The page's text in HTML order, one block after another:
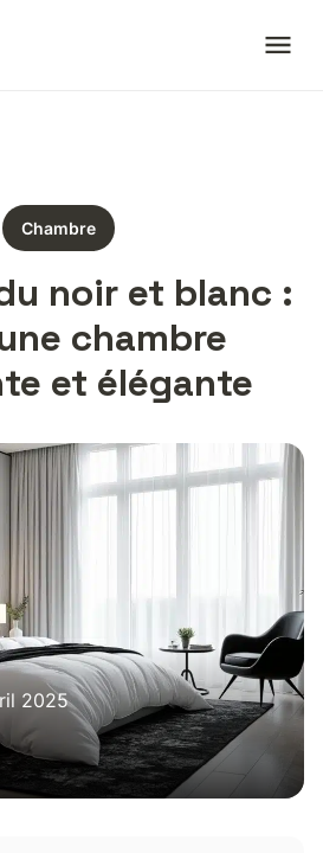
Chambre
noir et blanc :
chambre
et élégante
2025